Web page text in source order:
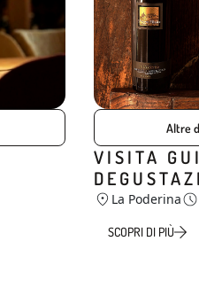
Altre
VISITA
La Poderina
SCOPRI DI PIÙ